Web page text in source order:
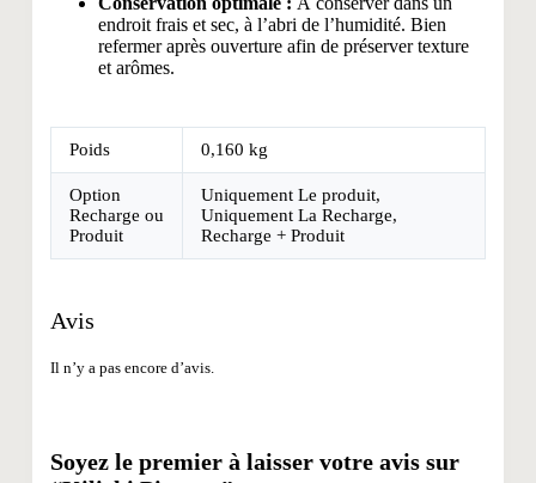
endroit frais et sec, à l’abri de l’humidité. Bien
refermer après ouverture afin de préserver texture
et arômes.
Poids 0,160 kg
Option
Recharge ou
Produit
Uniquement Le produit,
Uniquement La Recharge,
Recharge + Produit
Avis
Il n’y a pas encore d’avis.
Soyez le premier à laisser votre avis sur